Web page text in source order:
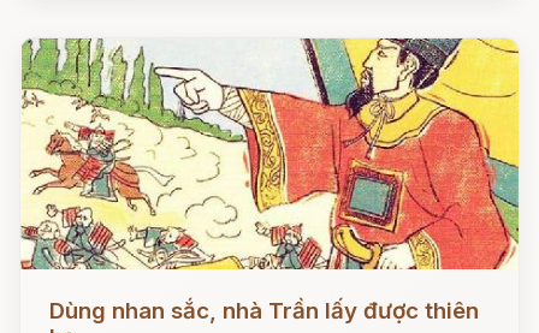
Dùng nhan sắc, nhà Trần lấy được thiên